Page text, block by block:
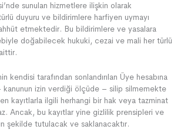
sunulan hizmetlere ilişkin olarak
duyuru ve bildirimlere harfiyen uymayı
etmektedir. Bu bildirimlere ve yasalara
doğabilecek hukuki, cezai ve mali her türlü
kendisi tarafından sonlandırılan Üye hesabına
kanunun izin verdiği ölçüde – silip silmemekte
kayıtlarla ilgili herhangi bir hak veya tazminat
Ancak, bu kayıtlar yine gizlilik prensipleri ve
şekilde tutulacak ve saklanacaktır.